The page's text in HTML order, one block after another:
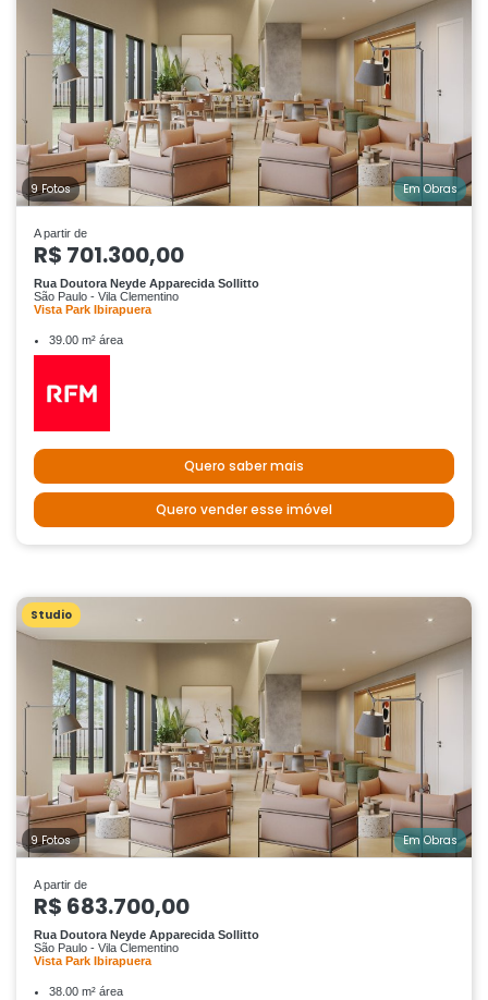
9 Fotos Em Obras
A partir de
R$ 701.300,00
Rua Doutora Neyde Apparecida Sollitto
São Paulo - Vila Clementino
Vista Park Ibirapuera
39.00 m² área
Quero saber mais
Quero vender esse imóvel
Studio
9 Fotos Em Obras
A partir de
R$ 683.700,00
Rua Doutora Neyde Apparecida Sollitto
São Paulo - Vila Clementino
Vista Park Ibirapuera
38.00 m² área